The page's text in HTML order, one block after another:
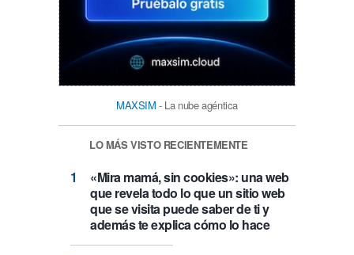
MAXSIM - La nube agéntica
LO MÁS VISTO RECIENTEMENTE
«Mira mamá, sin cookies»: una web
que revela todo lo que un sitio web
que se visita puede saber de ti y
además te explica cómo lo hace